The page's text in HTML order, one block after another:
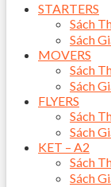
STARTERS
Sách
Sách
MOVERS
Sách
Sách
FLYERS
Sách
Sách
KET – A2
Sách
Sách